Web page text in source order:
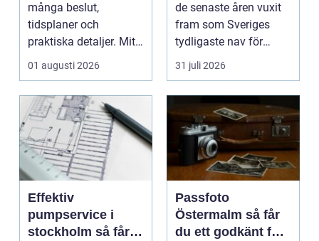
många beslut,
tidsplaner och
praktiska detaljer. Mitt
i allt hamnar
flyttstädn...
01 augusti 2026
de senaste åren vuxit
fram som Sveriges
tydligaste nav för
livehumor....
31 juli 2026
Effektiv
pumpservice i
stockholm så får
Passfoto
Östermalm så får
du ett godkänt foto